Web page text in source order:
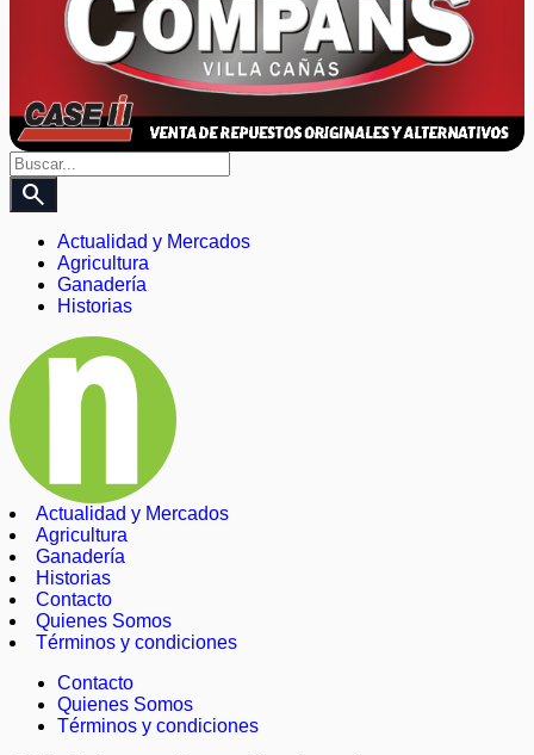
search
Actualidad y Mercados
Agricultura
Ganadería
Historias
Actualidad y Mercados
Agricultura
Ganadería
Historias
Contacto
Quienes Somos
Términos y condiciones
Contacto
Quienes Somos
Términos y condiciones